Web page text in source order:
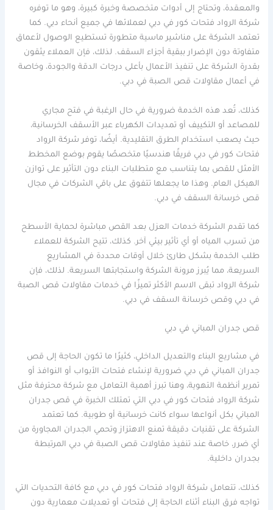
والمعقدة، وتحتاج إلى أدوات متخصصة وخبرة كبيرة، وهو ما توفره
شركة الرواد فتحات كور في دبي لعملائها في جميع أنحاء دبي. كما
تعتمد الشركة على مناشير ماسية متطورة تستطيع الوصول لأعماق
متفاوتة دون الإضرار ببقية أجزاء السقف. لذلك، فإن العملاء يثقون
بقدرة الشركة على تنفيذ الأعمال بأعلى درجات الدقة والجودة، وخاصة
في أعمال مقاولات قص الصبة في دبي.
كذلك، تُعد هذه الخدمة ضرورية في حال الرغبة في فتح مجاري
للمصاعد أو التكييف أو تمديدات الكهرباء عبر الأسقف الخرسانية،
حيث يصعب استخدام الطرق التقليدية. أيضًا، توفر شركة الرواد
فتحات كور في دبي فريقًا هندسيًا متخصصًا يقوم بوضع المخطط
الأمثل للقص بما يتناسب مع متطلبات البناء دون التأثير على توازن
الهيكل العام. وهذا ما يجعلها تتفوق على باقي الشركات في مجال
قص خرسانة السقف في دبي.
كما تقدم الشركة خدمات العزل بعد القص مباشرة لحماية الأسطح
من تسرب المياه أو أي تأثير بيئي آخر. كذلك، تتيح الشركة للعملاء
طلب الخدمة بشكل طارئ خلال أوقات محددة في المشاريع
السريعة، مما يُبرز مرونة الشركة واستجابتها السريعة. لذلك، فإن
شركة الرواد تبقى الاسم الأكثر تميزًا في خدمات مقاولات قص الصبة
في دبي وقص خرسانة السقف في دبي.
قص جدران المباني في دبي
في مشاريع البناء والتعديل الداخلي، كثيرًا ما تكون الحاجة إلى قص
جدران المباني في دبي ضرورية لإنشاء فتحات الأبواب أو النوافذ أو
تمرير أنظمة التهوية، وهنا تبرز أهمية التعامل مع شركة محترفة مثل
شركة الرواد فتحات كور في دبي التي تمتلك الخبرة في قص جدران
المباني بكل أنواعها سواء كانت خرسانية أو طوبية. كما تعتمد
الشركة على تقنيات دقيقة تمنع الاهتزاز وتحمي الجدران المجاورة من
أي ضرر، خاصة عند تنفيذ مقاولات قص الصبة في دبي المرتبطة
بجدران داخلية.
كذلك، تتعامل شركة الرواد فتحات كور في دبي مع كافة التحديات التي
تواجه فرق البناء أثناء الحاجة إلى فتحات أو تعديلات معمارية دون